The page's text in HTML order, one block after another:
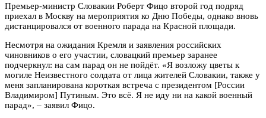
Премьер-министр Словакии Роберт Фицо второй год подряд
приехал в Москву на мероприятия ко Дню Победы, однако вновь
дистанцировался от военного парада на Красной площади.
Несмотря на ожидания Кремля и заявления российских
чиновников о его участии, словацкий премьер заранее
подчеркнул: на сам парад он не пойдёт. «Я возложу цветы к
могиле Неизвестного солдата от лица жителей Словакии, также у
меня запланирована короткая встреча с президентом [России
Владимиром] Путиным. Это всё. Я не иду ни на какой военный
парад», – заявил Фицо.